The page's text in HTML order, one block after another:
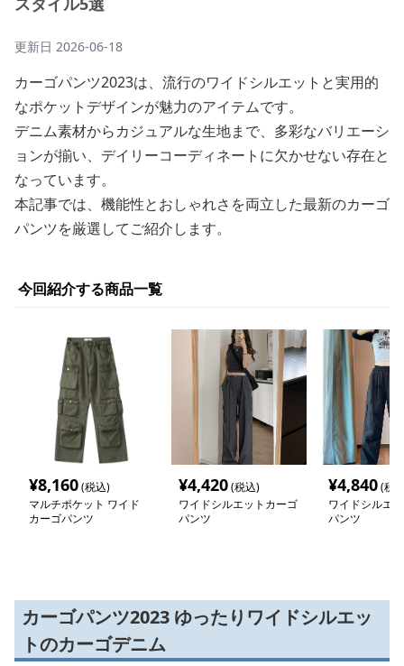
更新日 2026-06-18
カーゴパンツ2023は、流行のワイドシルエットと実用的
なポケットデザインが魅力のアイテムです。
デニム素材からカジュアルな生地まで、多彩なバリエーシ
ョンが揃い、デイリーコーディネートに欠かせない存在と
なっています。
本記事では、機能性とおしゃれさを両立した最新のカーゴ
パンツを厳選してご紹介します。
今回紹介する商品一覧
¥8,160(税込)
マルチポケット ワイド
カーゴパンツ
¥4,420(税込)
ワイドシルエットカーゴ
パンツ
¥4,840(税
ワイドシルエ
パンツ
カーゴパンツ2023 ゆったりワイドシルエッ
トのカーゴデニム